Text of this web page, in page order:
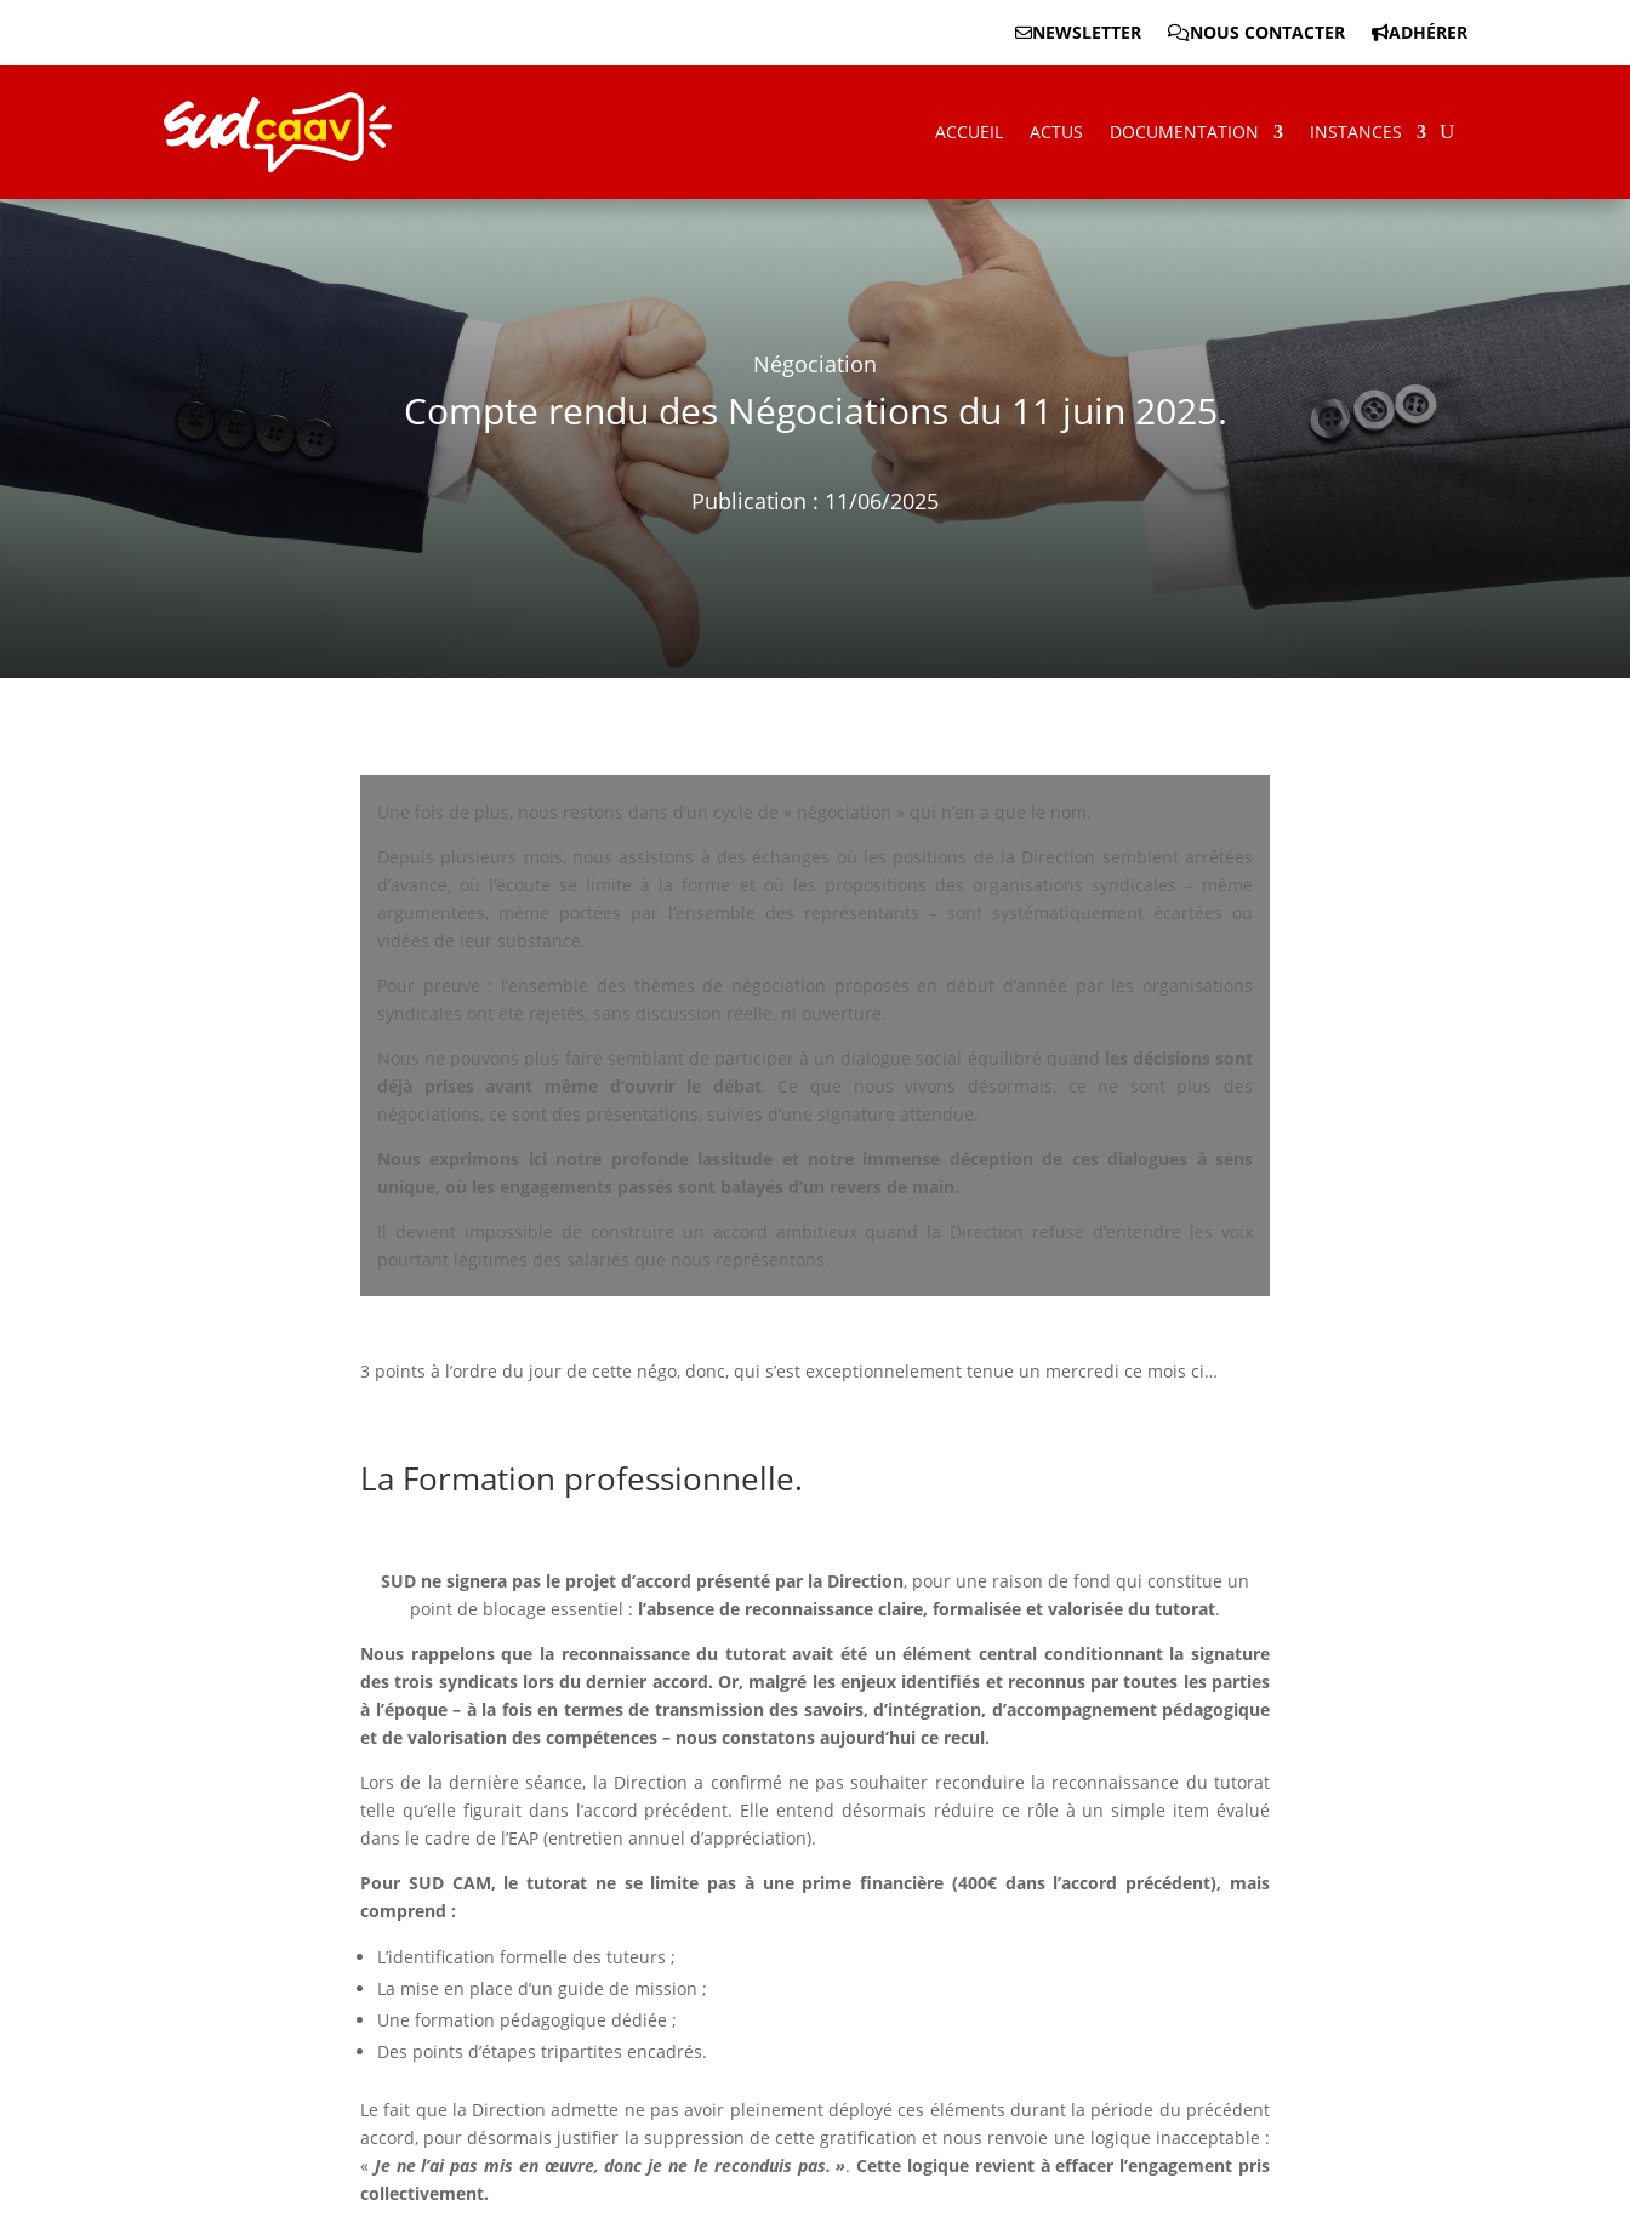
NEWSLETTER NOUS CONTACTER ADHÉRER
ACCUEIL ACTUS DOCUMENTATION INSTANCES
Négociation
Compte rendu des Négociations du 11 juin 2025.
Publication : 11/06/2025
Une fois de plus, nous restons dans d’un cycle de « négociation » qui n’en a que le nom.
Depuis plusieurs mois, nous assistons à des échanges où les positions de la Direction semblent arrêtées
d’avance, où l’écoute se limite à la forme et où les propositions des organisations syndicales – même
argumentées, même portées par l’ensemble des représentants – sont systématiquement écartées ou
vidées de leur substance.
Pour preuve : l’ensemble des thèmes de négociation proposés en début d’année par les organisations
syndicales ont été rejetés, sans discussion réelle, ni ouverture.
Nous ne pouvons plus faire semblant de participer à un dialogue social équilibré quand les décisions sont
déjà prises avant même d’ouvrir le débat . Ce que nous vivons désormais, ce ne sont plus des
négociations, ce sont des présentations, suivies d’une signature attendue.
Nous exprimons ici notre profonde lassitude et notre immense déception de ces dialogues à sens
unique, où les engagements passés sont balayés d’un revers de main.
Il devient impossible de construire un accord ambitieux quand la Direction refuse d’entendre les voix
pourtant légitimes des salariés que nous représentons.
3 points à l’ordre du jour de cette négo, donc, qui s’est exceptionnelement tenue un mercredi ce mois ci…
La Formation professionnelle.
SUD ne signera pas le projet d’accord présenté par la Direction, pour une raison de fond qui constitue un
point de blocage essentiel : l’absence de reconnaissance claire, formalisée et valorisée du tutorat.
Nous rappelons que la reconnaissance du tutorat avait été un élément central conditionnant la signature
des trois syndicats lors du dernier accord. Or, malgré les enjeux identifiés et reconnus par toutes les parties
à l’époque – à la fois en termes de transmission des savoirs, d’intégration, d’accompagnement pédagogique
et de valorisation des compétences – nous constatons aujourd’hui ce recul.
Lors de la dernière séance, la Direction a confirmé ne pas souhaiter reconduire la reconnaissance du tutorat
telle qu’elle figurait dans l’accord précédent. Elle entend désormais réduire ce rôle à un simple item évalué
dans le cadre de l’EAP (entretien annuel d’appréciation).
Pour SUD CAM, le tutorat ne se limite pas à une prime financière (400€ dans l’accord précédent), mais
comprend :
L’identification formelle des tuteurs ;
La mise en place d’un guide de mission ;
Une formation pédagogique dédiée ;
Des points d’étapes tripartites encadrés.
Le fait que la Direction admette ne pas avoir pleinement déployé ces éléments durant la période du précédent
accord, pour désormais justifier la suppression de cette gratification et nous renvoie une logique inacceptable :
« Je ne l’ai pas mis en œuvre, donc je ne le reconduis pas. ».Cette logique revient à effacer l’engagement pris
collectivement.